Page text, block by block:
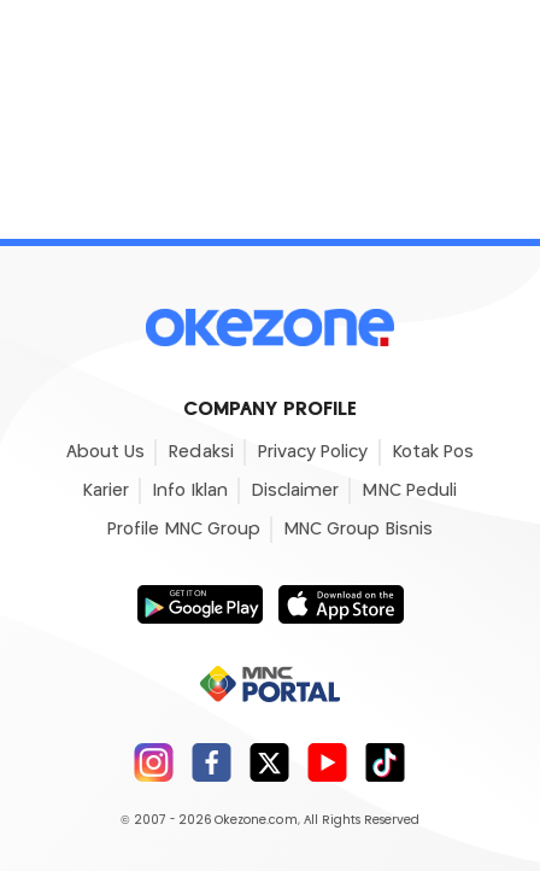
COMPANY PROFILE
About Us Redaksi Privacy Policy Kotak Pos
Karier Info Iklan Disclaimer MNC Peduli
Profile MNC Group MNC Group Bisnis
© 2007 - 2026 Okezone.com, All Rights Reserved